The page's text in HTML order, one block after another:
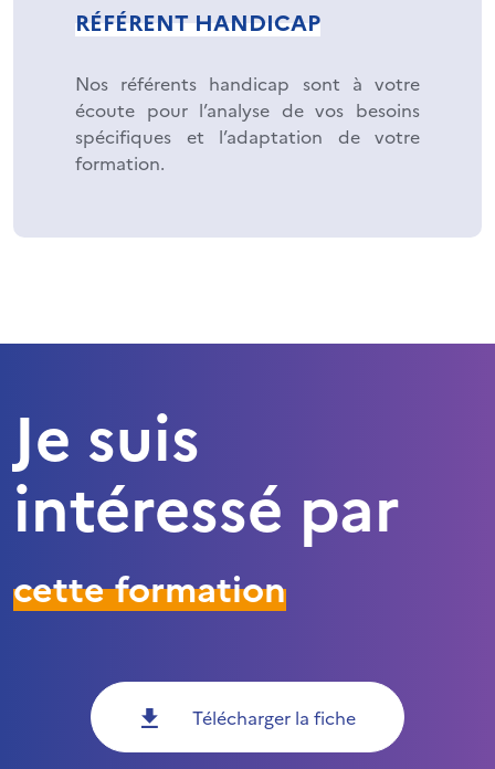
RÉFÉRENT HANDICAP
Nos référents handicap sont à votre
écoute pour l’analyse de vos besoins
spécifiques et l’adaptation de votre
formation.
Je suis
intéressé par
cette formation
Télécharger la fiche